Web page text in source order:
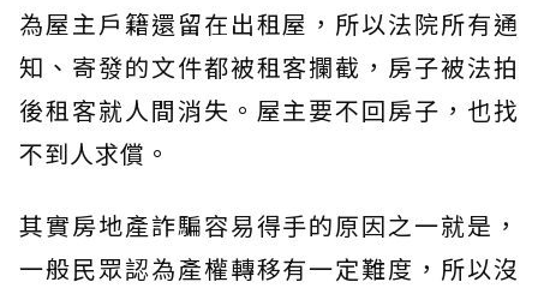
為屋主戶籍還留在出租屋，所以法院所有通
知、寄發的文件都被租客攔截，房子被法拍
後租客就人間消失。屋主要不回房子，也找
不到人求償。
其實房地產詐騙容易得手的原因之一就是，
一般民眾認為產權轉移有一定難度，所以沒